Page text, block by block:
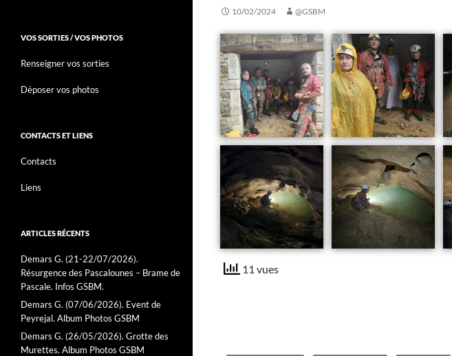
10/02/2024 @GSBM
11 vues
VOS SORTIES / VOS PHOTOS
Renseigner vos sorties
Déposer vos photos
CONTACTS ET LIENS
Contacts
Liens
ARTICLES RÉCENTS
Demars G. (21-22/07/2026).
Résurgence des Pascalounes – Brame de
Pascale. Infos GSBM.
Demars G. (07/06/2026). Event de
Peyrejal. Album Photos GSBM
Demars G. (26/05/2026). Grotte des
Murettes. Album Photos GSBM